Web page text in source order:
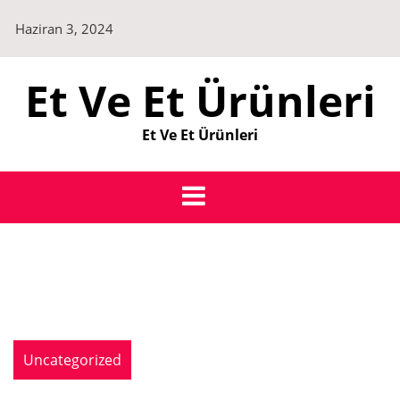
content
Haziran 3, 2024
Et Ve Et Ürünleri
Et Ve Et Ürünleri
Uncategorized